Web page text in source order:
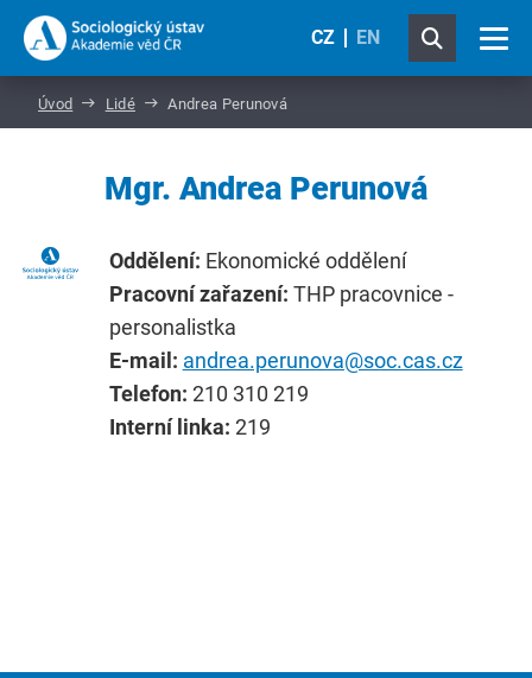
CZ EN
Úvod Lidé Andrea Perunová
Mgr. Andrea Perunová
Oddělení: Ekonomické oddělení
Pracovní zařazení: THP pracovnice -
personalistka
E-mail: andrea.perunova@soc.cas.cz
Telefon: 210 310 219
Interní linka: 219